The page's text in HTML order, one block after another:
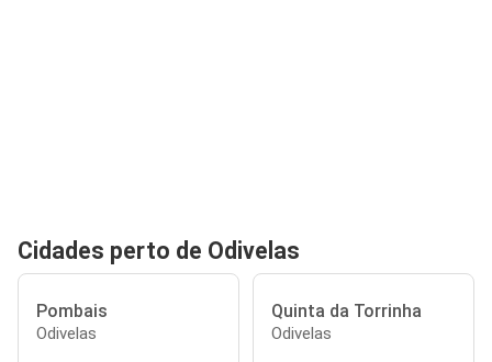
Cidades perto de Odivelas
Pombais
Odivelas
Quinta da Torrinha
Odivelas